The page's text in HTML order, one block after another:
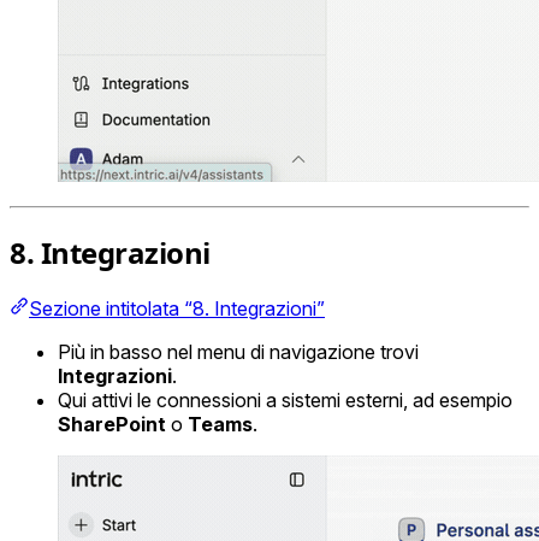
8. Integrazioni
Sezione intitolata “8. Integrazioni”
Più in basso nel menu di navigazione trovi
Integrazioni.
Qui attivi le connessioni a sistemi esterni, ad esempio
SharePoint o Teams.